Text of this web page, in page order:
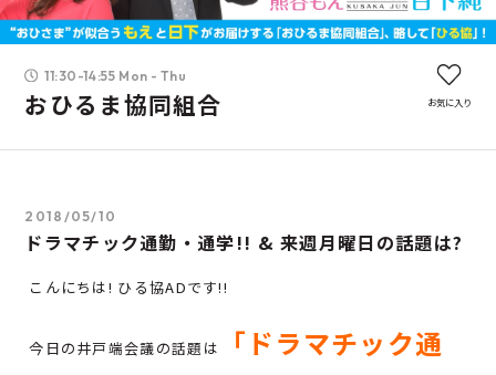
11:30-14:55 Mon - Thu
おひるま協同組合 お気に入り
2018/05/10
ドラマチック通勤・通学!! & 来週月曜日の話題は?
こんにちは! ひる協ADです!!
今日の井戸端会議の話題は
「ドラマチック通